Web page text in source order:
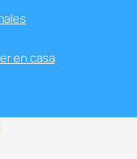
en casa